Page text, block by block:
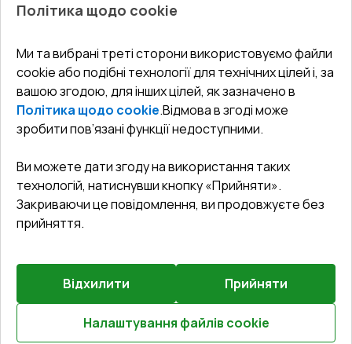
Блог
Адреса гіпермаркета
Як правильно заміряти вікна
СЕРВІС ТА ОБЛУГОВУВАННЯ:
Доставка і Оплата
Гарантія та Сервіс
Повернення товару
Договір публічної оферти
КОНТАКТИ
Офіс:Україна, м. Вінниця, вул. Келецька 60 кв. 61
undefined(undefined)
©2026 Всі права захищені.
Сайт створено на платформіVitrager.com.
Повідомити про проблему?
Політика щодо cookie
Ми та вибрані треті сторони використовуємо файли
cookie або подібні технології для технічних цілей і, за
вашою згодою, для інших цілей, як зазначено в
Політика щодо cookie.Відмова в згоді може
зробити пов’язані функції недоступними.
Ви можете дати згоду на використання таких
технологій, натиснувши кнопку «Прийняти».
Закриваючи це повідомлення, ви продовжуєте без
прийняття.
Відхилити Прийняти
Налаштування файлів cookie